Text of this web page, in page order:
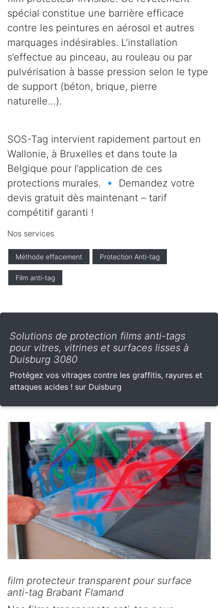
spécial constitue une barrière efficace
contre les peintures en aérosol et autres
marquages indésirables. L’installation
s’effectue au pinceau, au rouleau ou par
pulvérisation à basse pression selon le type
de support (béton, brique, pierre
naturelle…).
SOS-Tag intervient rapidement partout en
Wallonie, à Bruxelles et dans toute la
Belgique pour l’application de ces
protections murales. 🔹 Demandez votre
devis gratuit dès maintenant – tarif
compétitif garanti !
Nos services
Méthode effacement Protection Anti-tag
Film anti-tag
Solutions de protection films anti-tags
pour vitres, vitrines et surfaces lisses à
Duisburg 3080
Protégez vos vitrages contre les graffitis, rayures et
attaques acides ! sur Duisburg
film protecteur transparent pour surface
anti-tag Brabant Flamand